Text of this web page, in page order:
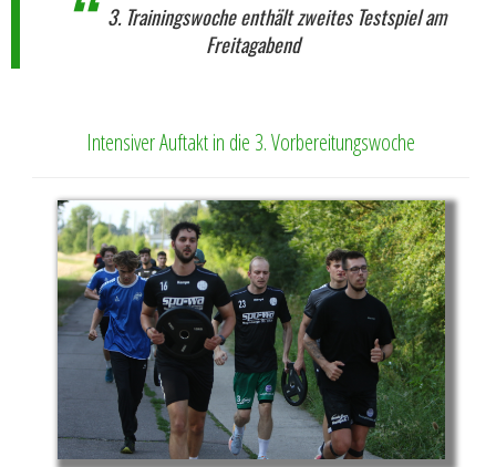
3. Trainingswoche enthält zweites Testspiel am
Freitagabend
Intensiver Auftakt in die 3. Vorbereitungswoche